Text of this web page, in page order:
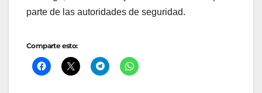
parte de las autoridades de seguridad.
Comparte esto: